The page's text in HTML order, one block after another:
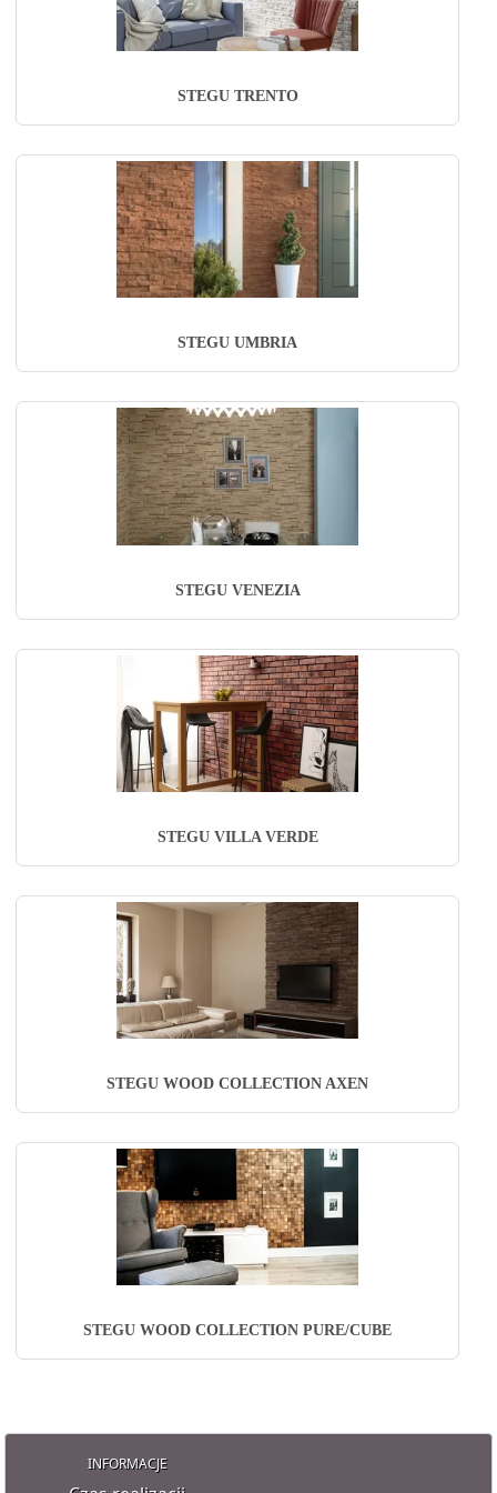
STEGU TRENTO
STEGU UMBRIA
STEGU VENEZIA
STEGU VILLA VERDE
STEGU WOOD COLLECTION AXEN
STEGU WOOD COLLECTION PURE/CUBE
INFORMACJE